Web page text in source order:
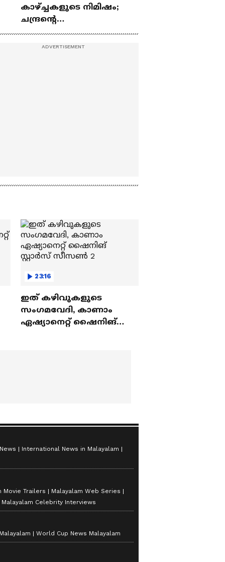
കാഴ്ച്ചകളുടെ നിമിഷം;
ചന്ദ്രന്റെ
23:16
ഇത് കഴിവുകളുടെ
സംഗമവേദി, കാണാം
ഏഷ്യാനെറ്റ് ഷൈനിങ്
International News in Malayalam
Movie Trailers
Malayalam Web Series
Malayalam Celebrity Interviews
World Cup News Malayalam